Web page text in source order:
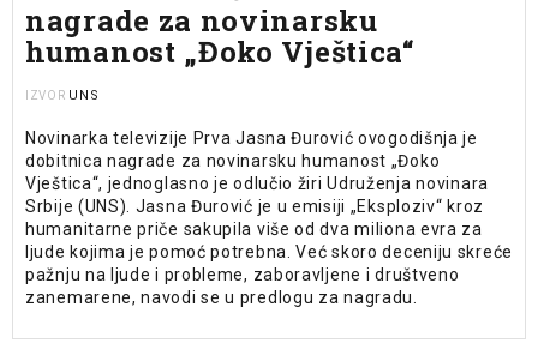
nagrade za novinarsku
humanost „Đoko Vještica“
IZVOR UNS
Novinarka televizije Prva Jasna Đurović ovogodišnja je
dobitnica nagrade za novinarsku humanost „Đoko
Vještica“, jednoglasno je odlučio žiri Udruženja novinara
Srbije (UNS). Jasna Đurović je u emisiji „Eksploziv“ kroz
humanitarne priče sakupila više od dva miliona evra za
ljude kojima je pomoć potrebna. Već skoro deceniju skreće
pažnju na ljude i probleme, zaboravljene i društveno
zanemarene, navodi se u predlogu za nagradu.